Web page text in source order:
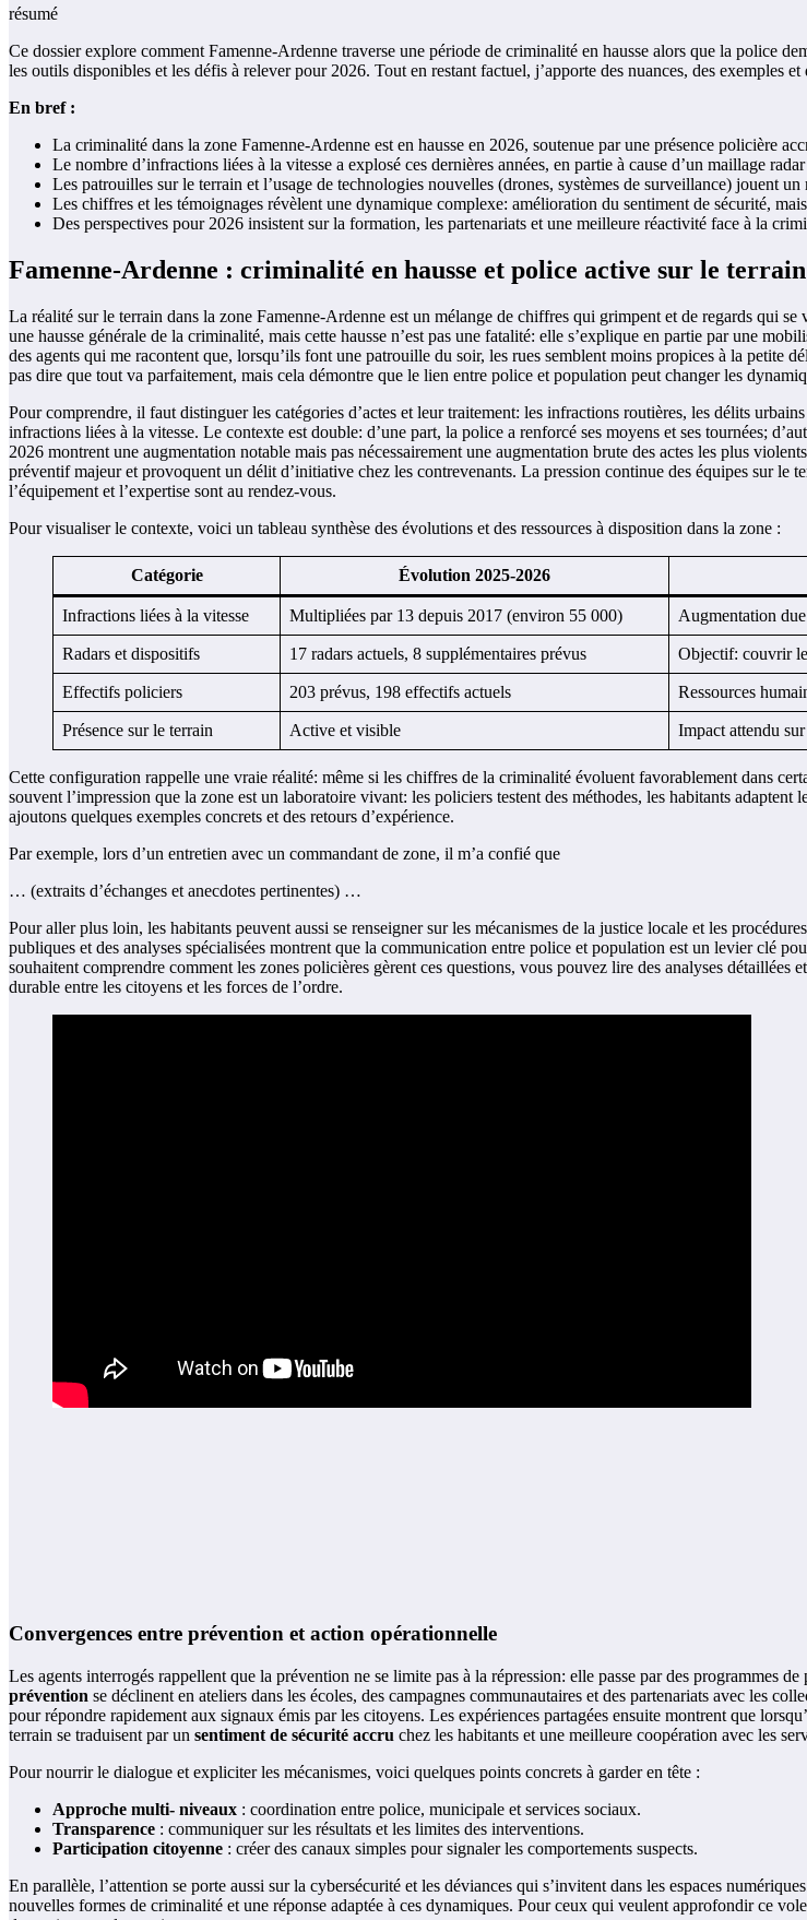
résumé
Ce dossier explore comment Famenne-Ardenne traverse une période de criminalité en hausse alors que la police
les outils disponibles et les défis à relever pour 2026. Tout en restant factuel, j’apporte des nuances, des exemples
En bref :
La criminalité dans la zone Famenne-Ardenne est en hausse en 2026, soutenue par une présence policière
Le nombre d’infractions liées à la vitesse a explosé ces dernières années, en partie à cause d’un maillage
Les patrouilles sur le terrain et l’usage de technologies nouvelles (drones, systèmes de surveillance) jouent
Les chiffres et les témoignages révèlent une dynamique complexe: amélioration du sentiment de sécurité,
Des perspectives pour 2026 insistent sur la formation, les partenariats et une meilleure réactivité face à la
Famenne-Ardenne : criminalité en hausse et police active sur le terrain
La réalité sur le terrain dans la zone Famenne-Ardenne est un mélange de chiffres qui grimpent et de regards qui
une hausse générale de la criminalité, mais cette hausse n’est pas une fatalité: elle s’explique en partie par une
des agents qui me racontent que, lorsqu’ils font une patrouille du soir, les rues semblent moins propices à la petite
pas dire que tout va parfaitement, mais cela démontre que le lien entre police et population peut changer les
Pour comprendre, il faut distinguer les catégories d’actes et leur traitement: les infractions routières, les délits
infractions liées à la vitesse. Le contexte est double: d’une part, la police a renforcé ses moyens et ses tournées;
2026 montrent une augmentation notable mais pas nécessairement une augmentation brute des actes les plus
préventif majeur et provoquent un délit d’initiative chez les contrevenants. La pression continue des équipes sur le
l’équipement et l’expertise sont au rendez-vous.
Pour visualiser le contexte, voici un tableau synthèse des évolutions et des ressources à disposition dans la zone :
Catégorie Évolution 2025-2026
Infractions liées à la vitesse Multipliées par 13 depuis 2017 (environ 55 000) Augmentation
Radars et dispositifs 17 radars actuels, 8 supplémentaires prévus Objectif: couvrir
Effectifs policiers 203 prévus, 198 effectifs actuels Ressources
Présence sur le terrain Active et visible Impact attendu
Cette configuration rappelle une vraie réalité: même si les chiffres de la criminalité évoluent favorablement dans
souvent l’impression que la zone est un laboratoire vivant: les policiers testent des méthodes, les habitants
ajoutons quelques exemples concrets et des retours d’expérience.
Par exemple, lors d’un entretien avec un commandant de zone, il m’a confié que
… (extraits d’échanges et anecdotes pertinentes) …
Pour aller plus loin, les habitants peuvent aussi se renseigner sur les mécanismes de la justice locale et les
publiques et des analyses spécialisées montrent que la communication entre police et population est un levier clé
souhaitent comprendre comment les zones policières gèrent ces questions, vous pouvez lire des analyses détaillées
durable entre les citoyens et les forces de l’ordre.
Convergences entre prévention et action opérationnelle
Les agents interrogés rappellent que la prévention ne se limite pas à la répression: elle passe par des programmes
prévention se déclinent en ateliers dans les écoles, des campagnes communautaires et des partenariats avec les
pour répondre rapidement aux signaux émis par les citoyens. Les expériences partagées ensuite montrent que
terrain se traduisent par un sentiment de sécurité accru chez les habitants et une meilleure coopération avec les
Pour nourrir le dialogue et expliciter les mécanismes, voici quelques points concrets à garder en tête :
Approche multi- niveaux : coordination entre police, municipale et services sociaux.
Transparence : communiquer sur les résultats et les limites des interventions.
Participation citoyenne : créer des canaux simples pour signaler les comportements suspects.
En parallèle, l’attention se porte aussi sur la cybersécurité et les déviances qui s’invitent dans les espaces
nouvelles formes de criminalité et une réponse adaptée à ces dynamiques. Pour ceux qui veulent approfondir ce